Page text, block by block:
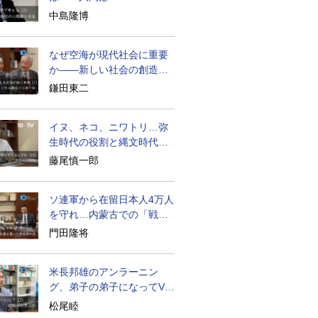
becoming
中島隆博
なぜ空海が現代社会に重要
か――新しい社会の創造の
ために
鎌田東二
イヌ、ネコ、ニワトリ…弥
生時代の役割と縄文時代と
の違い
藤尾慎一郎
ソ連軍から在留日本人4万人
を守れ…内蒙古での「戦
後」の激闘
門田隆将
米長邦雄のアンラーニン
グ、弟子の弟子になってV字
成長
松尾睦